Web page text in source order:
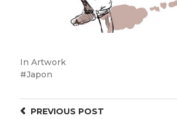
In Artwork
Japon
PREVIOUS POST